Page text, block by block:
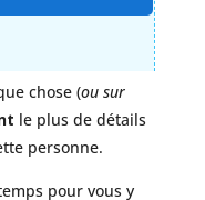
chose (ou sur
le plus de détails
personne.
pour vous y